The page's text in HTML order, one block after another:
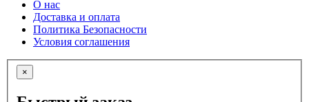
О нас
Доставка и оплата
Политика Безопасности
Условия соглашения
×